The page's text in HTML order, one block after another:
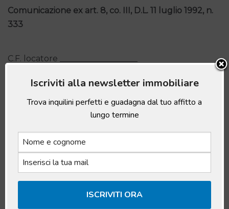
Comunicazione ex art. 8, co. III, D.L. 11 luglio 1992, n.
333
C.F. locatore ___________________
___________________
Certificato di collaudo e certificazione energetica
_____________________
Iscriviti alla newsletter immobiliare
Trova inquilini perfetti e guadagna dal tuo affitto a
lungo termine